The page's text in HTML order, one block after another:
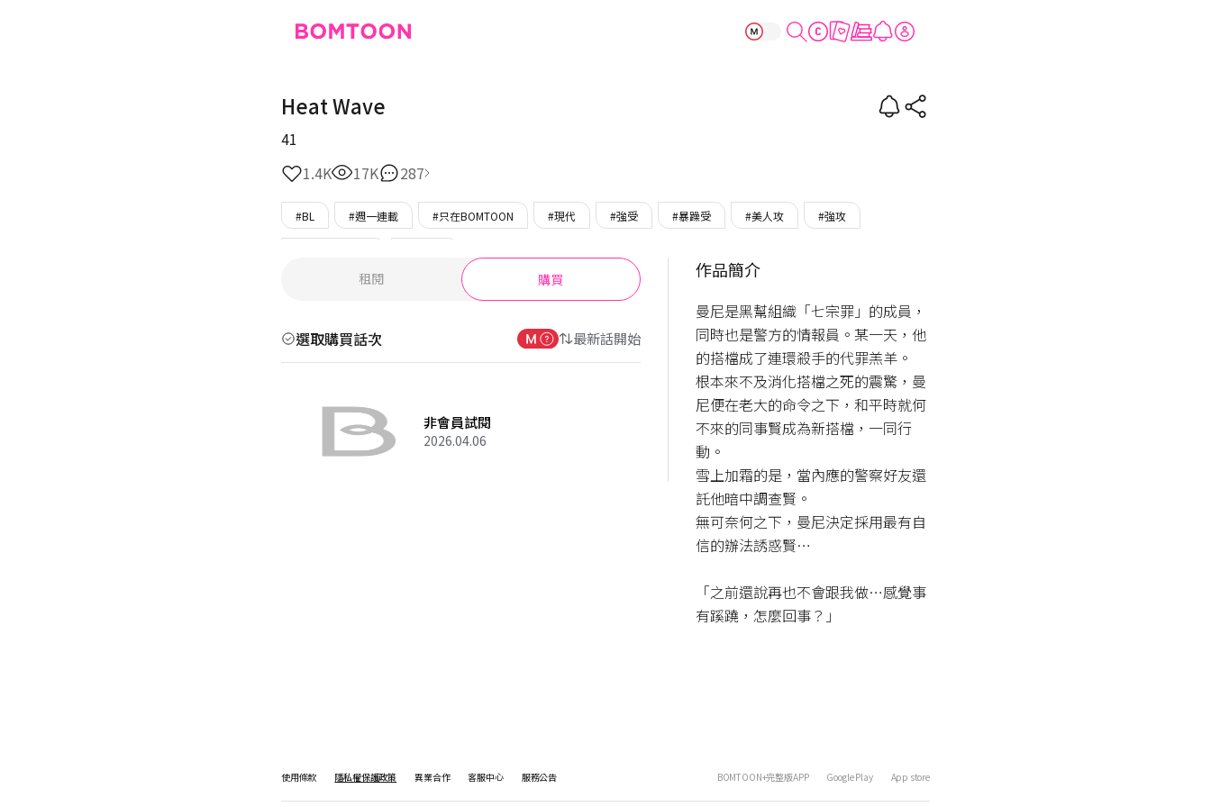
Heat Wave
Heat Wave
41
1.4K
17K 287
#BL #週一連載 #只在BOMTOON #現代 #強受 #暴躁受 #美人攻 #強攻
租閱 購買
選取購買話次 最新話開始
非會員試閱
2026.04.06
作品簡介
曼尼是黑幫組織「七宗罪」的成員，
同時也是警方的情報員。某一天，他
的搭檔成了連環殺手的代罪羔羊。
根本來不及消化搭檔之死的震驚，曼
尼便在老大的命令之下，和平時就何
不來的同事賢成為新搭檔，一同行
動。
雪上加霜的是，當內應的警察好友還
託他暗中調查賢。
無可奈何之下，曼尼決定採用最有自
信的辦法誘惑賢…
「之前還說再也不會跟我做…感覺事
有蹊蹺，怎麼回事？」
使用條款 隱私權保護政策 異業合作 客服中心 服務公告 BOMTOON+完整版APP Google Play App store